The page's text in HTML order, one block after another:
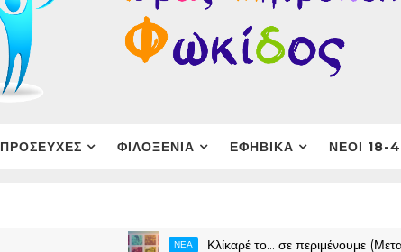
ΠΡΟΣΕΥΧΕΣ ΦΙΛΟΞΕΝΙΑ ΕΦΗΒΙΚΑ ΝΕΟΙ 18-
ΝΕΑ Κλίκαρέ το… σε περιμένουμε (Μεταφορά